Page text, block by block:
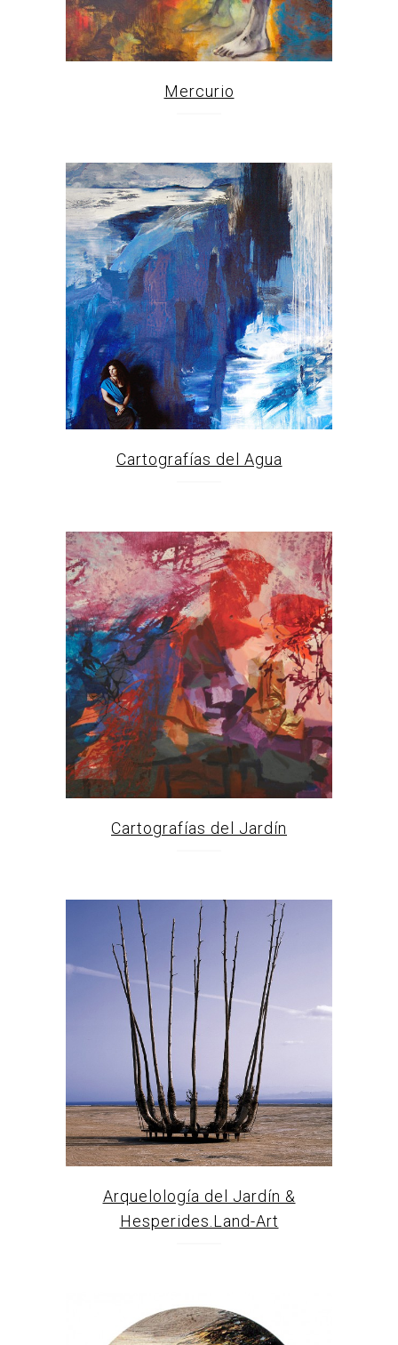
Mercurio
Cartografías del Agua
Cartografías del Jardín
Arquelología del Jardín &
Hesperides.Land-Art